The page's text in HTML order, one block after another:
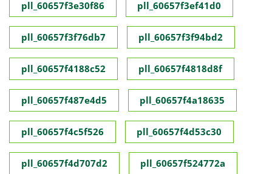
pll_60657f3e30f86 pll_60657f3ef41d0
pll_60657f3f76db7 pll_60657f3f94bd2
pll_60657f4188c52 pll_60657f4818d8f
pll_60657f487e4d5 pll_60657f4a18635
pll_60657f4c5f526 pll_60657f4d53c30
pll_60657f4d707d2 pll_60657f524772a